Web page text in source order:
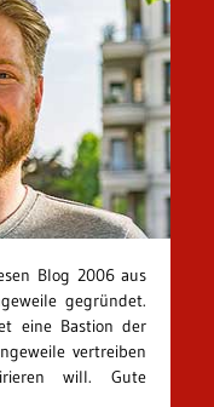
Blog 2006 aus
gegründet.
eine Bastion der
vertreiben
will. Gute